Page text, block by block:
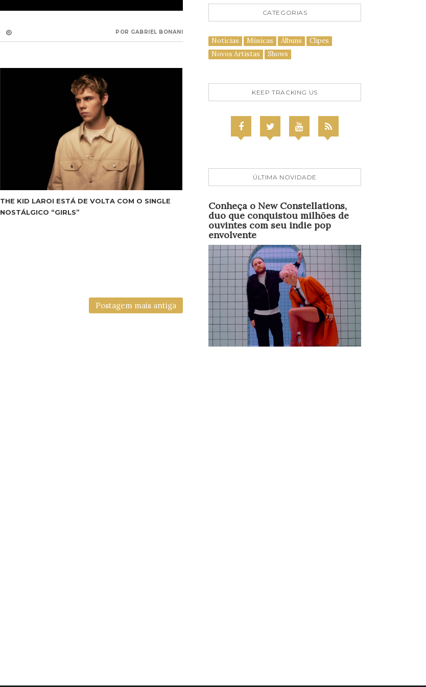
POR GABRIEL BONANI
THE KID LAROI ESTÁ DE VOLTA COM O SINGLE
NOSTÁLGICO “GIRLS”
Postagem mais antiga
CATEGORIAS
Notícias Músicas Álbuns
Clipes
Novos Artistas
Shows
KEEP TRACKING US
ÚLTIMA NOVIDADE
Conheça o New Constellations,
duo que conquistou milhões de
ouvintes com seu indie pop
envolvente